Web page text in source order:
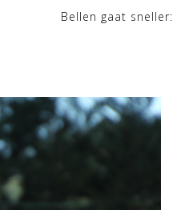
Bellen gaat sneller: